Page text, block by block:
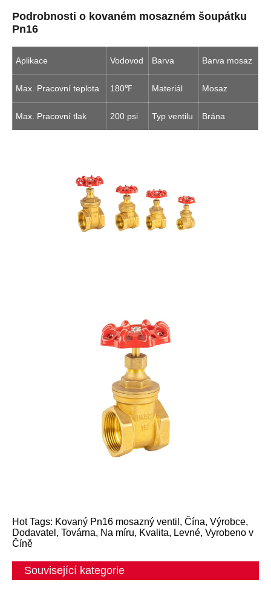
Podrobnosti o kovaném mosazném šoupátku
Pn16
Aplikace Vodovod Barva Barva mosaz
Max. Pracovní teplota 180℉ Materiál Mosaz
Max. Pracovní tlak 200 psi Typ ventilu Brána
Hot Tags: Kovaný Pn16 mosazný ventil, Čína, Výrobce,
Dodavatel, Továrna, Na míru, Kvalita, Levné, Vyrobeno v
Číně
Související kategorie